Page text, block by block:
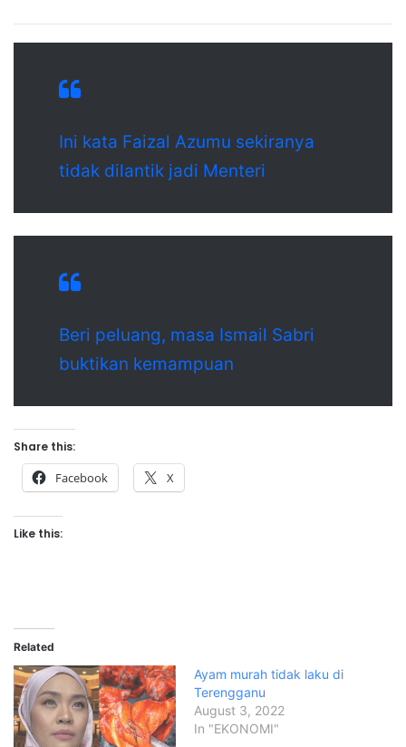
Ini kata Faizal Azumu sekiranya
tidak dilantik jadi Menteri
Beri peluang, masa Ismail Sabri
buktikan kemampuan
Share this:
Facebook X
Like this:
Related
Ayam murah tidak laku di
Terengganu
August 3, 2022
In "EKONOMI"